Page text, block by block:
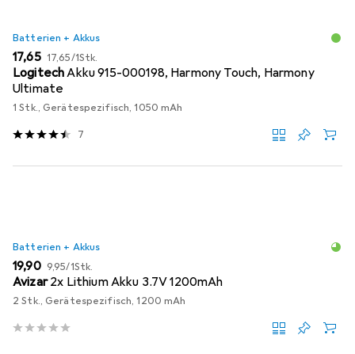
Batterien + Akkus
EUR
17,65 EUR
17,65/1Stk.
LogitechAkku 915-000198, Harmony Touch, Harmony
Ultimate
1 Stk., Gerätespezifisch, 1050 mAh
7
Batterien + Akkus
EUR
19,90 EUR
9,95/1Stk.
Avizar 2x Lithium Akku 3.7V 1200mAh
2 Stk., Gerätespezifisch, 1200 mAh